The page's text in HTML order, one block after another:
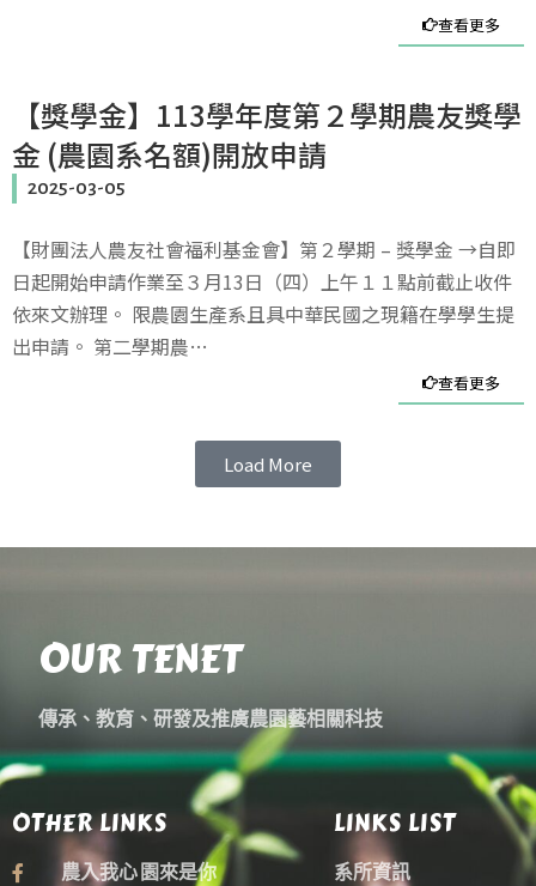
查看更多
【獎學金】113學年度第２學期農友獎學
金 (農園系名額)開放申請
2025-03-05
【財團法人農友社會福利基金會】第２學期 – 獎學金 →自即
日起開始申請作業至３月13日（四）上午１１點前截止收件
依來文辦理。 限農園生產系且具中華民國之現籍在學學生提
出申請。 第二學期農…
查看更多
Load More
LINKS LIST
系所資訊
OTHER LINKS
農入我心 園來是你
OUR TENET
傳承、教育、研發及推廣農園藝相關科技